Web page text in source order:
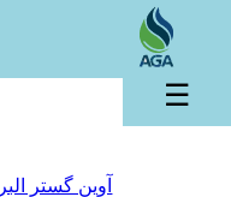
آوین گستر
☰